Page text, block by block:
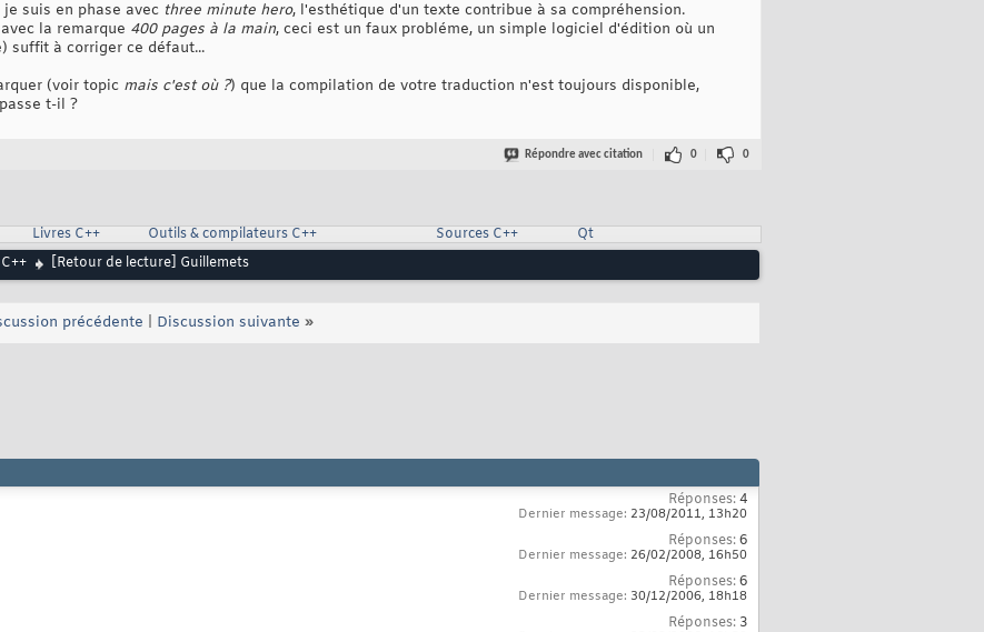
suis en phase avec three minute hero, l'esthétique d'un texte contribue à sa compréhension.
la remarque 400 pages à la main, ceci est un faux probléme, un simple logiciel d'édition où un
suffit à corriger ce défaut...
(voir topic mais c'est où ?) que la compilation de votre traduction n'est toujours disponible,
t-il ?
Répondre avec citation 0 0
Livres C++ Outils & compilateurs C++ Sources C++
Qt
[Retour de lecture] Guillemets
précédente Discussion suivante »
Réponses:4
Dernier message: 23/08/2011, 13h20
Réponses:6
Dernier message: 26/02/2008, 16h50
Réponses:6
Dernier message: 30/12/2006, 18h18
Réponses: 3